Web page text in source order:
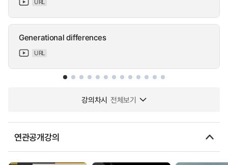
URL
Generational differences
URL
강의차시 전체보기
연관공개강의